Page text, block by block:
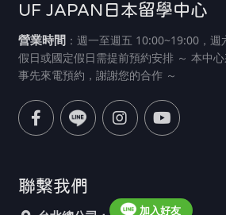
UF JAPAN日本留學中心
營業時間 ：週一至週五 10:00~19:00，
假日或國定假日需提前預約安排 ～ 本中
事先來電預約，謝謝您的合作 ～
聯繫我們
加入好友